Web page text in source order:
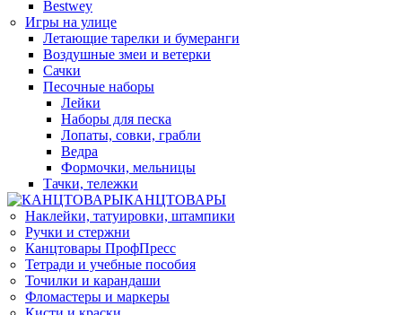
Bestwey
Игры на улице
Летающие тарелки и бумеранги
Воздушные змеи и ветерки
Сачки
Песочные наборы
Лейки
Наборы для песка
Лопаты, совки, грабли
Ведра
Формочки, мельницы
Тачки, тележки
КАНЦТОВАРЫ
Наклейки, татуировки, штампики
Ручки и стержни
Канцтовары ПрофПресс
Тетради и учебные пособия
Точилки и карандаши
Фломастеры и маркеры